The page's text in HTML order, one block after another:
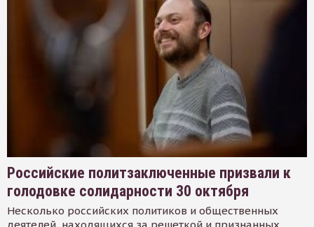
Российские политзаключенные призвали к
голодовке солидарности 30 октября
Несколько российских политиков и общественных